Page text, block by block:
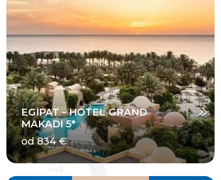
EGIPAT - HOTEL GRAND
MAKADI 5*
od 834 €